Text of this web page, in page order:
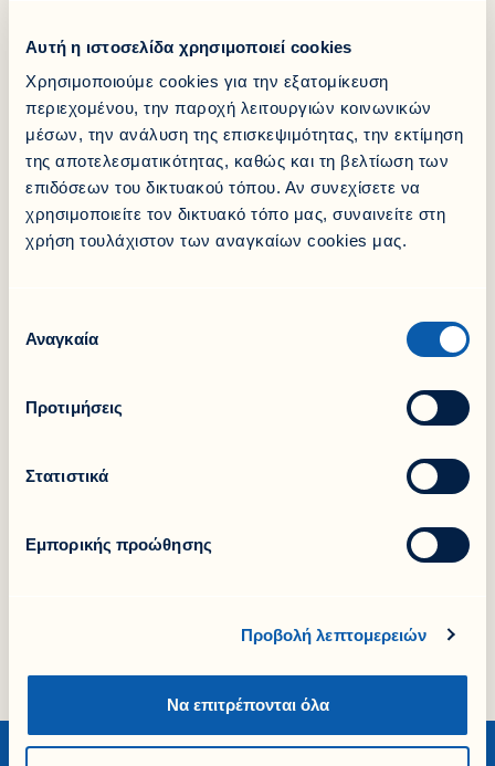
Αυτή η ιστοσελίδα χρησιμοποιεί cookies
Χρησιμοποιούμε cookies για την εξατομίκευση
περιεχομένου, την παροχή λειτουργιών κοινωνικών
μέσων, την ανάλυση της επισκεψιμότητας, την εκτίμηση
της αποτελεσματικότητας, καθώς και τη βελτίωση των
επιδόσεων του δικτυακού τόπου. Αν συνεχίσετε να
χρησιμοποιείτε τον δικτυακό τόπο μας, συναινείτε στη
χρήση τουλάχιστον των αναγκαίων cookies μας.
συγκατάθεσης
Αναγκαία
Προτιμήσεις
Στατιστικά
Εμπορικής προώθησης
Προβολή λεπτομερειών
Να επιτρέπονται όλα
Δικτύου της Εθνικής Ασφαλιστικής, όπως π.χ.:
Αμοιβές ιατρών
Εργαστηριακές και απεικονιστικές εξετάσεις
Έξοδα χρήσης φαρμάκων
Ιατρικές πράξεις
Αναλώσιμα υλικά
Ακόμα και σε περίπτωση που ο ασφαλισμένος δεν έχει
πρόσβαση σε κάποιο συμβεβλημένο νοσοκομείο λόγω
τα έξοδά του απολογιστικά. To Full [Health] Emergency
Care απευθύνεται σε όσους ήδη διαθέτουν
διαθέτουν αντίστοιχο πρόγραμμα και επιθυμούν να
αποκτήσουν πρόσβαση σε ιδιωτικά νοσοκομεία, μόνο
Facebook